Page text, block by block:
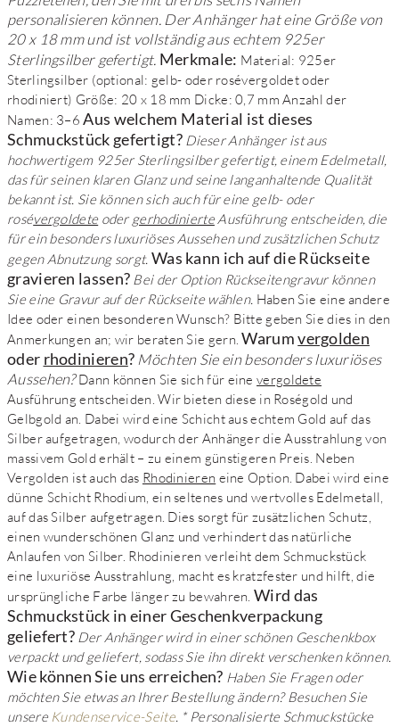
personalisieren können. Der Anhänger hat eine Größe von
20 x 18 mm und ist vollständig aus echtem 925er
Sterlingsilber gefertigt. Merkmale: Material: 925er
Sterlingsilber (optional: gelb- oder rosévergoldet oder
rhodiniert) Größe: 20 x 18 mm Dicke: 0,7 mm Anzahl der
Namen: 3–6Aus welchem Material ist dieses
Schmuckstück gefertigt? Dieser Anhänger ist aus
hochwertigem 925er Sterlingsilber gefertigt, einem Edelmetall,
das für seinen klaren Glanz und seine langanhaltende Qualität
bekannt ist. Sie können sich auch für eine gelb- oder
rosévergoldeteoder gerhodinierteAusführung entscheiden, die
für ein besonders luxuriöses Aussehen und zusätzlichen Schutz
gegen Abnutzung sorgt. Was kann ich auf die Rückseite
gravieren lassen? Bei der Option Rückseitengravur können
Sie eine Gravur auf der Rückseite wählen. Haben Sie eine andere
Idee oder einen besonderen Wunsch? Bitte geben Sie dies in den
Anmerkungen an; wir beraten Sie gern.Warumvergolden
oder rhodinieren? Möchten Sie ein besonders luxuriöses
Aussehen?Dann können Sie sich für einevergoldete
Ausführung entscheiden. Wir bieten diese in Roségold und
Gelbgold an. Dabei wird eine Schicht aus echtem Gold auf das
Silber aufgetragen, wodurch der Anhänger die Ausstrahlung von
massivem Gold erhält – zu einem günstigeren Preis. Neben
Vergolden ist auch das Rhodinieren eine Option. Dabei wird eine
dünne Schicht Rhodium, ein seltenes und wertvolles Edelmetall,
auf das Silber aufgetragen. Dies sorgt für zusätzlichen Schutz,
einen wunderschönen Glanz und verhindert das natürliche
Anlaufen von Silber. Rhodinieren verleiht dem Schmuckstück
eine luxuriöse Ausstrahlung, macht es kratzfester und hilft, die
ursprüngliche Farbe länger zu bewahren.Wird das
Schmuckstück in einer Geschenkverpackung
geliefert? Der Anhänger wird in einer schönen Geschenkbox
verpackt und geliefert, sodass Sie ihn direkt verschenken können.
Wie können Sie uns erreichen? Haben Sie Fragen oder
möchten Sie etwas an Ihrer Bestellung ändern? Besuchen Sie
unsere Kundenservice-Seite. * Personalisierte Schmuckstücke